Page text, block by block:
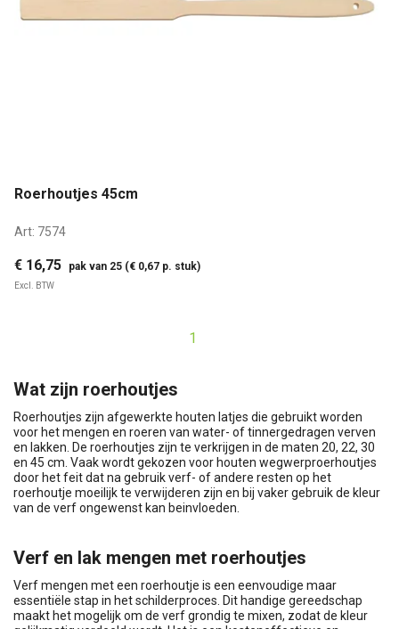
Roerhoutjes 45cm
Art: 7574
€ 16,75 pak van 25 (€ 0,67 p. stuk)
Excl. BTW
1
Wat zijn roerhoutjes
Roerhoutjes zijn afgewerkte houten latjes die gebruikt worden
voor het mengen en roeren van water- of tinnergedragen verven
en lakken. De roerhoutjes zijn te verkrijgen in de maten 20, 22, 30
en 45 cm. Vaak wordt gekozen voor houten wegwerproerhoutjes
door het feit dat na gebruik verf- of andere resten op het
roerhoutje moeilijk te verwijderen zijn en bij vaker gebruik de kleur
van de verf ongewenst kan beinvloeden.
Verf en lak mengen met roerhoutjes
Verf mengen met een roerhoutje is een eenvoudige maar
essentiële stap in het schilderproces. Dit handige gereedschap
maakt het mogelijk om de verf grondig te mixen, zodat de kleur